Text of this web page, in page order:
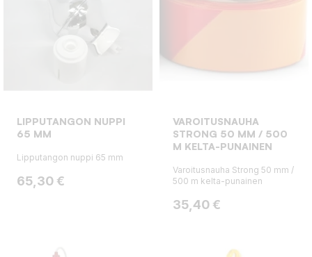
LIPPUTANGON NUPPI
65 MM
Lipputangon nuppi 65 mm
Hinta
65,30 €
VAROITUSNAUHA
STRONG 50 MM / 500
M KELTA-PUNAINEN
Varoitusnauha Strong 50 mm /
500 m kelta-punainen
Hinta
35,40 €